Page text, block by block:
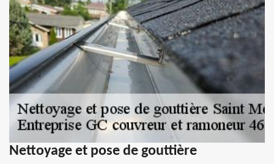
Nettoyage et pose de gouttière